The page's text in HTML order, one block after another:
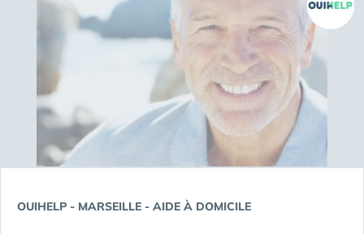
OUIHELP - MARSEILLE - AIDE À DOMICILE